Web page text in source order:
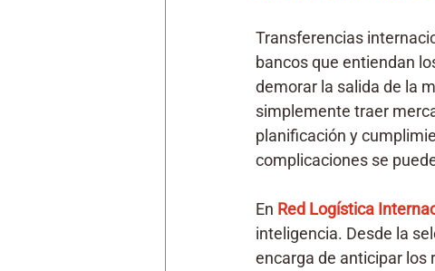
Transferencias
bancos que entiendan
demorar la salida de la
simplemente traer
planificación y
complicaciones se
En Red Logística
inteligencia. Desde la
encarga de anticipar los